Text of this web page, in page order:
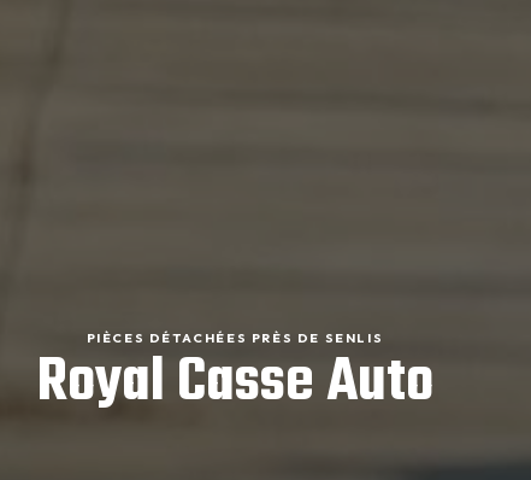
PIÈCES DÉTACHÉES PRÈS DE SENLIS
Royal Casse Auto